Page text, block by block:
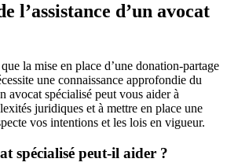
l’assistance d’un avocat
la mise en place d’une donation-partage
une connaissance approfondie du
avocat spécialisé peut vous aider à
juridiques et à mettre en place une
vos intentions et les lois en vigueur.
spécialisé peut-il aider ?